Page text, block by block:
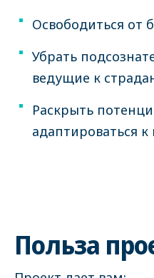
Освободиться от
Убрать
ведущие к
Раскрыть
адаптироваться
Польза